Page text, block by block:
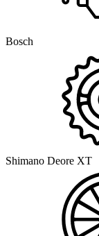
Bosch
Shimano Deore XT